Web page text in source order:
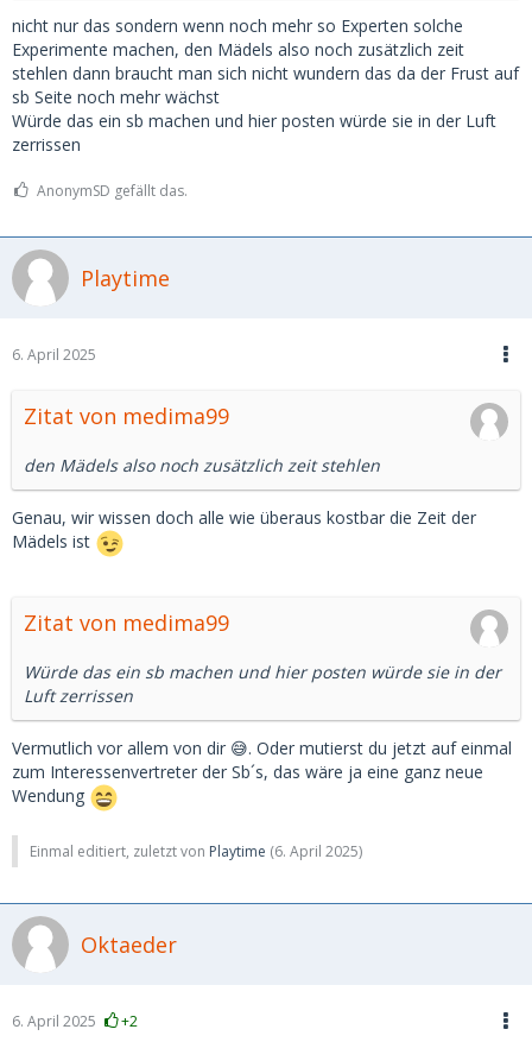
Für das gleiche Ergebnis muss man bei MSD 20 Std Chats
führen, sich am Handy die Finger krumm tippen…
Ist das wirklich ein Fortschritt?
nicht nur das sondern wenn noch mehr so Experten solche
Experimente machen, den Mädels also noch zusätzlich zeit
stehlen dann braucht man sich nicht wundern das da der Frust auf
sb Seite noch mehr wächst
Würde das ein sb machen und hier posten würde sie in der Luft
zerrissen
AnonymSD gefällt das.
Playtime
6. April 2025
Zitat von medima99
den Mädels also noch zusätzlich zeit stehlen
Genau, wir wissen doch alle wie überaus kostbar die Zeit der
Mädels ist
Zitat von medima99
Würde das ein sb machen und hier posten würde sie in der
Luft zerrissen
Vermutlich vor allem von dir 😅. Oder mutierst du jetzt auf einmal
zum Interessenvertreter der Sb´s, das wäre ja eine ganz neue
Wendung
Einmal editiert, zuletzt von Playtime (6. April 2025)
Oktaeder
6. April 2025 +2